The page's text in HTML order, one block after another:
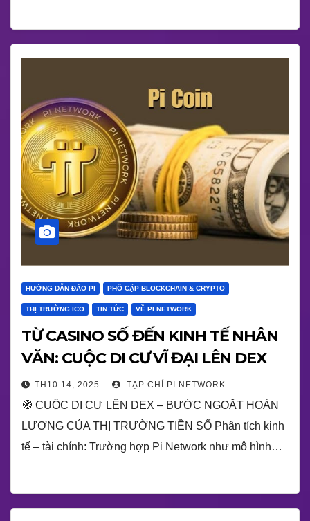
HƯỚNG DẪN ĐÀO PI PHỔ CẬP BLOCKCHAIN & CRYPTO
THỊ TRƯỜNG ICO TIN TỨC VỀ PI NETWORK
TỪ CASINO SỐ ĐẾN KINH TẾ NHÂN
VĂN: CUỘC DI CƯ VĨ ĐẠI LÊN DEX
TH10 14, 2025 TẠP CHÍ PI NETWORK
🧭 CUỘC DI CƯ LÊN DEX – BƯỚC NGOẶT HOÀN
LƯƠNG CỦA THỊ TRƯỜNG TIỀN SỐ Phân tích kinh
tế – tài chính: Trường hợp Pi Network như mô hình…